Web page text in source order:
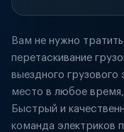
Вам не нужно
перетаскивание
выездного грузового
место в любое
Быстрый и
команда электриков